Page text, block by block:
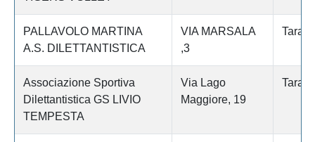
PALLAVOLO MARTINA
A.S. DILETTANTISTICA
VIA MARSALA
,3
Associazione Sportiva
Dilettantistica GS LIVIO
TEMPESTA
Via Lago
Maggiore, 19